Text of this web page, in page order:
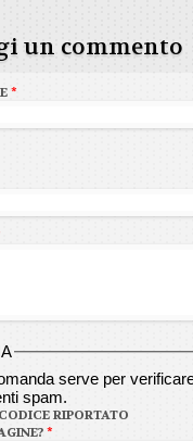
un commento
*
serve per
spam.
RIPORTATO
*